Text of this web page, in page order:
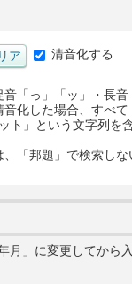
清音化する
「っ」「ッ」・長音
化した場合、すべて
」という文字列を
「邦題」で検索しな
」に変更してから入